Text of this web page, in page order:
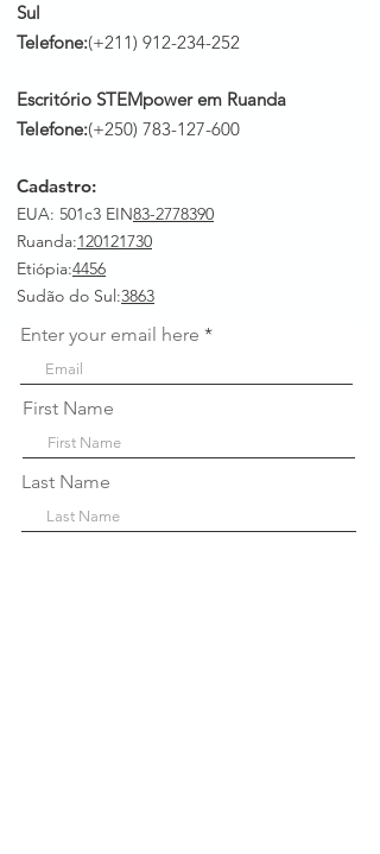
Sul
Telefone:(+211) 912-234-252
Escritório STEMpower em Ruanda
Telefone:(+250) 783-127-600
Cadastro:
EUA: 501c3 EIN83-2778390
Ruanda:120121730
Etiópia:4456
Sudão do Sul:3863
Enter your email here
First Name
Last Name